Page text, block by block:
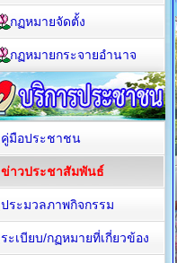
กฏหมายจัดตั้ง
กฏหมายกระจายอำนาจ
คู่มือประชาชน
ข่าวประชาสัมพันธ์
ประมวลภาพกิจกรรม
ระเบียบ/กฏหมายที่เกี่ยวข้อง